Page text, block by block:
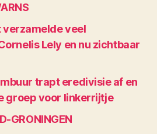
verzamelde veel
Lely en nu zichtbaar
trapt eredivisie af en
groep voor linkerrijtje
GRONINGEN